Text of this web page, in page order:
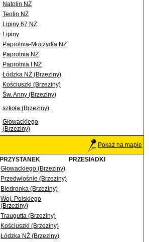
Natolin NŻ
Teolin NŻ
Lipiny 67 NŻ
Lipiny
Paprotnia-Moczydła NŻ
Paprotnia NŻ
Paprotnia I NŻ
Łódzka NŻ (Brzeziny)
Kościuszki (Brzeziny)
Św. Anny (Brzeziny)
szkoła (Brzeziny)
Głowackiego
(Brzeziny)
Pokaż na mapie
PRZYSTANEK
PRZESIADKI
Głowackiego (Brzeziny)
Przedwiośnie (Brzeziny)
Biedronka (Brzeziny)
Woj. Polskiego
(Brzeziny)
Traugutta (Brzeziny)
Kościuszki (Brzeziny)
Łódzka NŻ (Brzeziny)